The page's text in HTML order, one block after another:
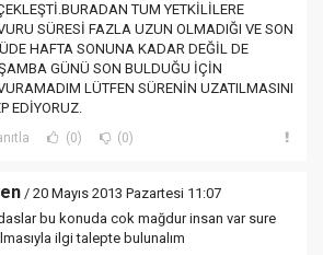
TUM YETKİLİLERE
SÜRESİ FAZLA UZUN OLMADIĞI VE SON
HAFTA SONUNA KADAR DEĞİL DE
GÜNÜ SON BULDUĞU İÇİN
LÜTFEN SÜRENİN UZATILMASINI
EDİYORUZ.
(0) (0)
/ 20 Mayıs 2013 Pazartesi 11:07
bu konuda cok mağdur insan var sure
ilgi talepte bulunalım